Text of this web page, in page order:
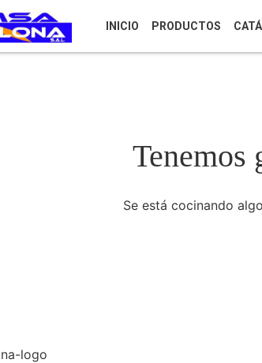
INICIO PRODUCTOS
Tenemos
Se está cocinando